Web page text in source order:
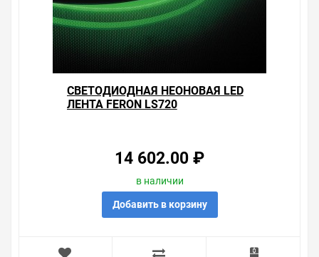
CВЕТОДИОДНАЯ НЕОНОВАЯ LED
ЛЕНТА FERON LS720
14 602.00 ₽
в наличии
Добавить в корзину